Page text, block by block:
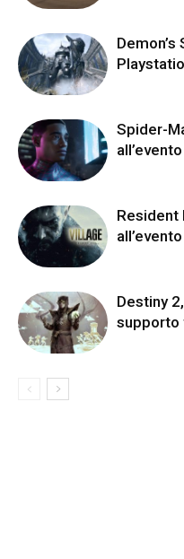
Demon’s
Spider-
Resident
Destiny
supporto